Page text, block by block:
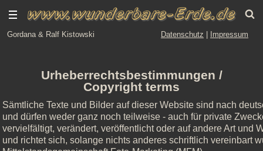
Gordana & Ralf Kistowski Datenschutz Impressum
Urheberrechtsbestimmungen /
Copyright terms
Sämtliche Texte und Bilder auf dieser Website sind nach
und dürfen weder ganz noch teilweise - auch für private
vervielfältigt, verändert, veröffentlicht oder auf andere Art und
und richtet sich, solange nichts anderes schriftlich vereinbart